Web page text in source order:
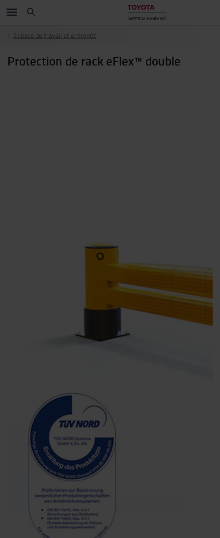
Espace de travail et entrepôt
Protection de rack eFlex™ double